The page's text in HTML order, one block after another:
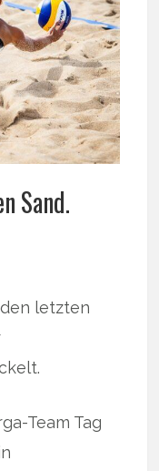
Sand.
letzten
Team Tag